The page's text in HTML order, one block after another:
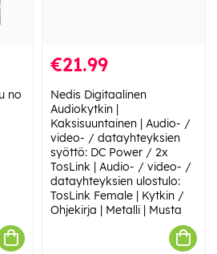
no
€21.99
Nedis Digitaalinen
Audiokytkin |
Kaksisuuntainen | Audio- /
video- / datayhteyksien
syöttö: DC Power / 2x
TosLink | Audio- / video- /
datayhteyksien ulostulo:
TosLink Female | Kytkin /
Ohjekirja | Metalli | Musta